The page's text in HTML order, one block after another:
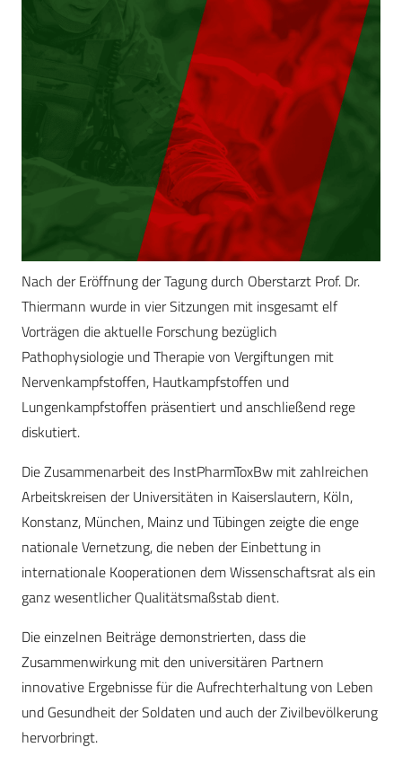
Nach der Eröffnung der Tagung durch Oberstarzt Prof. Dr.
Thiermann wurde in vier Sitzungen mit insgesamt elf
Vorträgen die aktuelle Forschung bezüglich
Pathophysiologie und Therapie von Vergiftungen mit
Nervenkampfstoffen, Hautkampfstoffen und
Lungenkampfstoffen präsentiert und anschließend rege
diskutiert.
Die Zusammenarbeit des InstPharmToxBw mit zahlreichen
Arbeitskreisen der Universitäten in Kaiserslautern, Köln,
Konstanz, München, Mainz und Tübingen zeigte die enge
nationale Vernetzung, die neben der Einbettung in
internationale Kooperationen dem Wissenschaftsrat als ein
ganz wesentlicher Qualitätsmaßstab dient.
Die einzelnen Beiträge demonstrierten, dass die
Zusammenwirkung mit den universitären Partnern
innovative Ergebnisse für die Aufrechterhaltung von Leben
und Gesundheit der Soldaten und auch der Zivilbevölkerung
hervorbringt.